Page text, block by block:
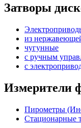
Затворы
из
чугунные
с ручным
c
Измерители
Пирометры
Стационарные